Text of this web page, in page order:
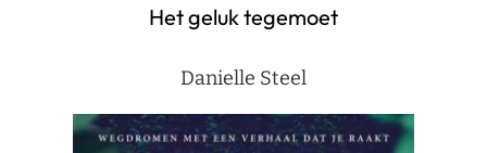
Het geluk tegemoet
Danielle Steel